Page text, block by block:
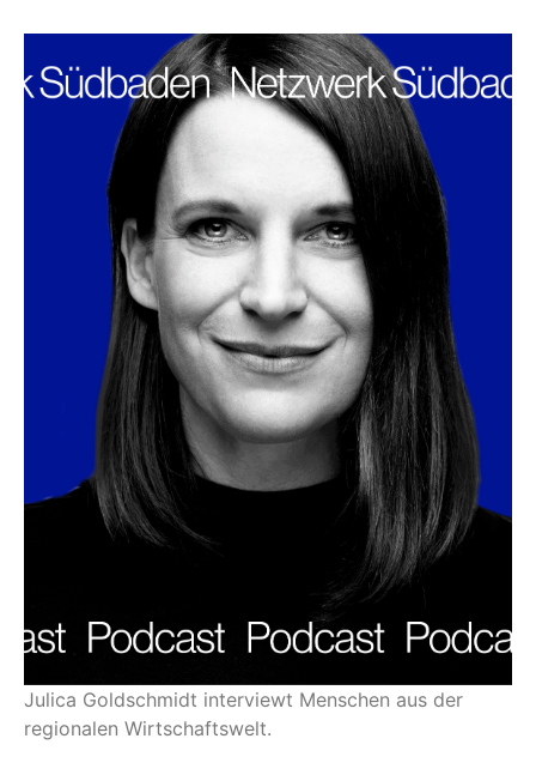
Julica Goldschmidt interviewt Menschen aus der
regionalen Wirtschaftswelt.